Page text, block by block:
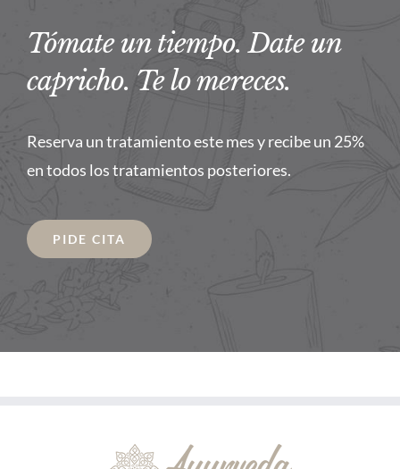
Tómate un tiempo. Date un
capricho. Te lo mereces.
Reserva un tratamiento este mes y recibe un 25%
en todos los tratamientos posteriores.
PIDE CITA